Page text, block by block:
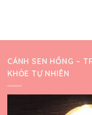
CÁNH SEN HỒNG –
KHỎE TỰ NHIÊN